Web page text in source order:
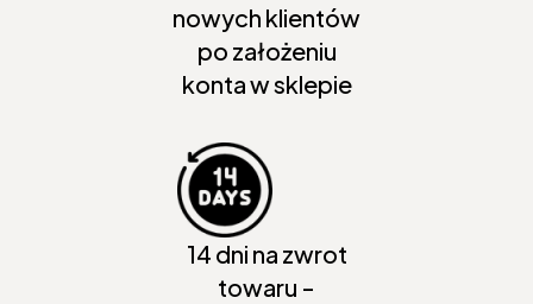
nowych klientów
po założeniu
konta w sklepie
14 dni na zwrot
towaru -